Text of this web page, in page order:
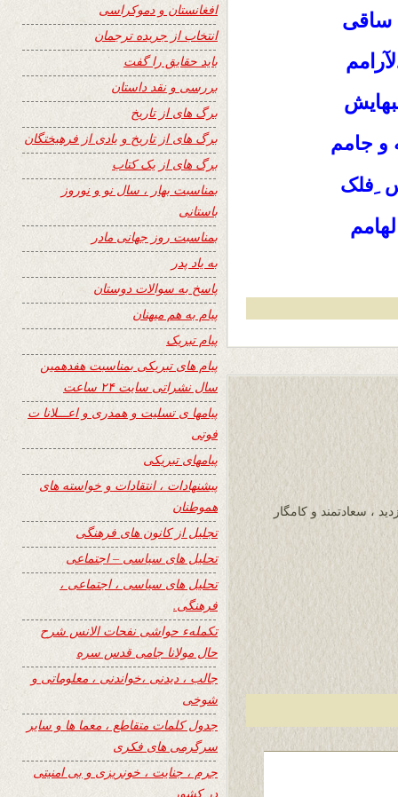
ساقی
و جامم
ِفلک
، سعادتمند و کامگار
افغانستان و دموکراسی
انتخاب از جریده ترجمان
باید حقایق را گفت
بررسی و نقد داستان
برگ های از تاریخ
برگ های از تاریخ و یادی از فرهیختگان
برگ های از یک کتاب
بمناسبت بهار ، سال نو و نوروز
باستانی
بمناسبت روز جهانی مادر
به یاد پدر
پاسخ به سوالات دوستان
پیام به هم میهنان
پیام تبریک
پیام های تبریکی بمناسبت هفدهمین
سال نشراتی سایت ۲۴ ساعت
پیامها ی تسلیت و همدری و اعـــلانا ت
فوتی
پیامهای تبریکی
پیشنهادات ، انتقادات و خواسته های
هموطنان
تجلیل از کانون های فرهنگی
تحلیل های سیاسی – اجتماعی
تحلیل های سیاسی ، اجتماعی ،
فرهنگی.
تکملهء حواشی نفحات الانس شرح
حال مولانا جامی قدس سره
جالب ، دیدنی ،خواندنی ، معلوماتی و
شوخی
جدول کلمات متقاطع ، معما ها و سایر
سرگرمی های فکری
جرم ، جنایت ، خونریزی و بی امنیتی
در کشور